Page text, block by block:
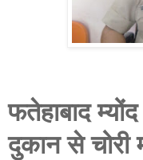
फतेहाबाद
दुकान से चोरी